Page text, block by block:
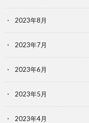
2023年8月
2023年7月
2023年6月
2023年5月
2023年4月